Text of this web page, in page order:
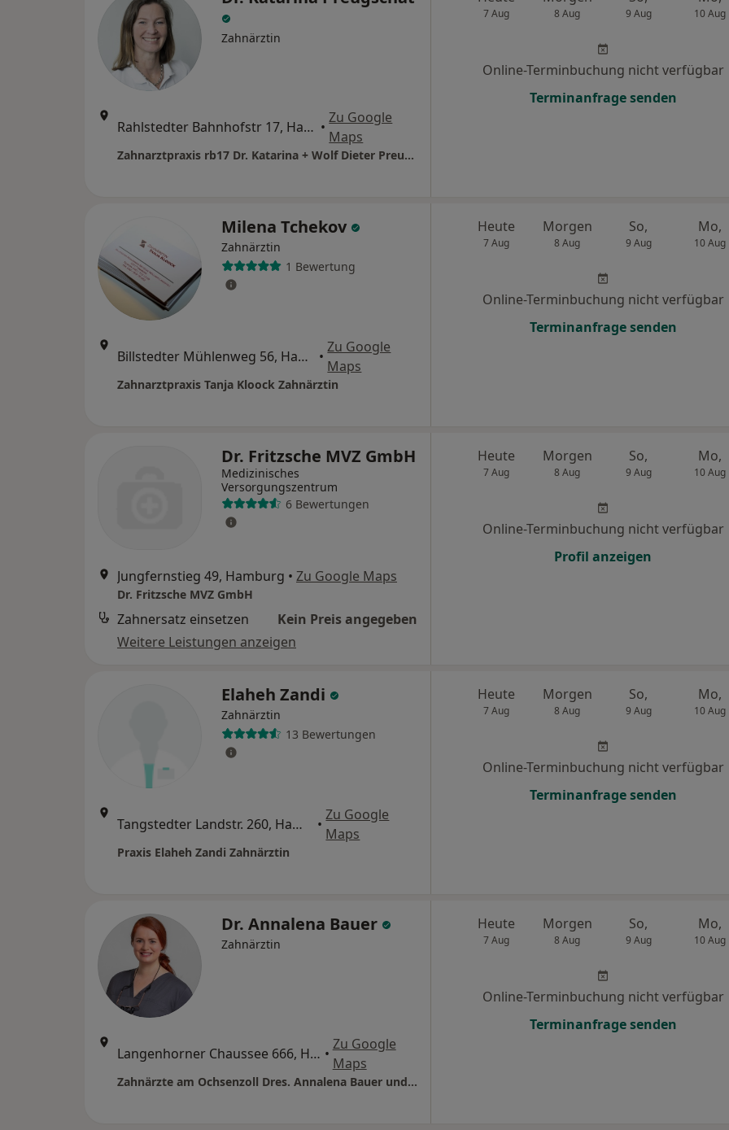
Zahnärztin
Rahlstedter Bahnhofstr 17, Hamburg •
Zu Google
Maps
Zahnarztpraxis rb17 Dr. Katarina + Wolf Dieter Preugschat
7 Aug 8 Aug 9 Aug 10 Aug
Online-Terminbuchung nicht verfügbar
Terminanfrage senden
Milena Tchekov
Zahnärztin
1 Bewertung
Billstedter Mühlenweg 56, Hamburg •
Zu Google
Maps
Zahnarztpraxis Tanja Kloock Zahnärztin
Heute
7 Aug
Morgen
8 Aug
So,
9 Aug
Mo,
10 Aug
Online-Terminbuchung nicht verfügbar
Terminanfrage senden
Dr. Fritzsche MVZ GmbH
Medizinisches
Versorgungszentrum
6 Bewertungen
Jungfernstieg 49, Hamburg • Zu Google Maps
Dr. Fritzsche MVZ GmbH
Zahnersatz einsetzen
Kein Preis angegeben
Weitere Leistungen anzeigen
Heute
7 Aug
Morgen
8 Aug
So,
9 Aug
Mo,
10 Aug
Online-Terminbuchung nicht verfügbar
Profil anzeigen
Elaheh Zandi
Zahnärztin
13 Bewertungen
Tangstedter Landstr. 260, Hamburg •
Zu Google
Maps
Praxis Elaheh Zandi Zahnärztin
Heute
7 Aug
Morgen
8 Aug
So,
9 Aug
Mo,
10 Aug
Online-Terminbuchung nicht verfügbar
Terminanfrage senden
Dr. Annalena Bauer
Zahnärztin
Langenhorner Chaussee 666, Hamburg •
Zu Google
Maps
Zahnärzte am Ochsenzoll Dres. Annalena Bauer und Friederike Mengelkamp
Heute
7 Aug
Morgen
8 Aug
So,
9 Aug
Mo,
10 Aug
Online-Terminbuchung nicht verfügbar
Terminanfrage senden